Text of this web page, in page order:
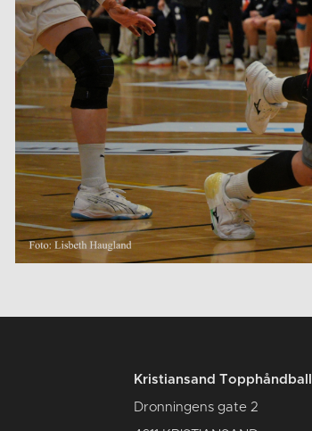
Kristiansand Topphåndball
Dronningens gate 2